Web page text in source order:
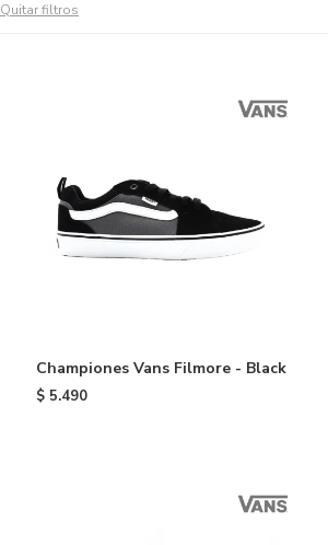
Quitar filtros
Championes Vans Filmore - Black
$ 5.490